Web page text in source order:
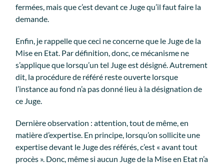
fermées, mais que c’est devant ce Juge qu’il faut faire la
demande.
Enfin, je rappelle que ceci ne concerne que le Juge de la
Mise en Etat. Par définition, donc, ce mécanisme ne
s’applique que lorsqu’un tel Juge est désigné. Autrement
dit, la procédure de référé reste ouverte lorsque
l’instance au fond n’a pas donné lieu à la désignation de
ce Juge.
Dernière observation : attention, tout de même, en
matière d’expertise. En principe, lorsqu’on sollicite une
expertise devant le Juge des référés, c’est « avant tout
procès ». Donc, même si aucun Juge de la Mise en Etat n’a